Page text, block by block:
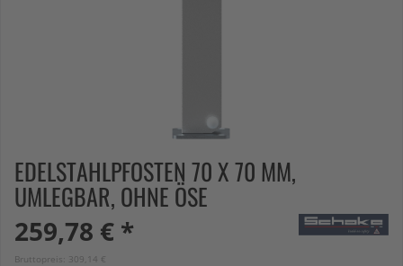
EDELSTAHLPFOSTEN 70 X 70 MM,
UMLEGBAR, OHNE ÖSE
259,78 € *
Bruttopreis: 309,14 €